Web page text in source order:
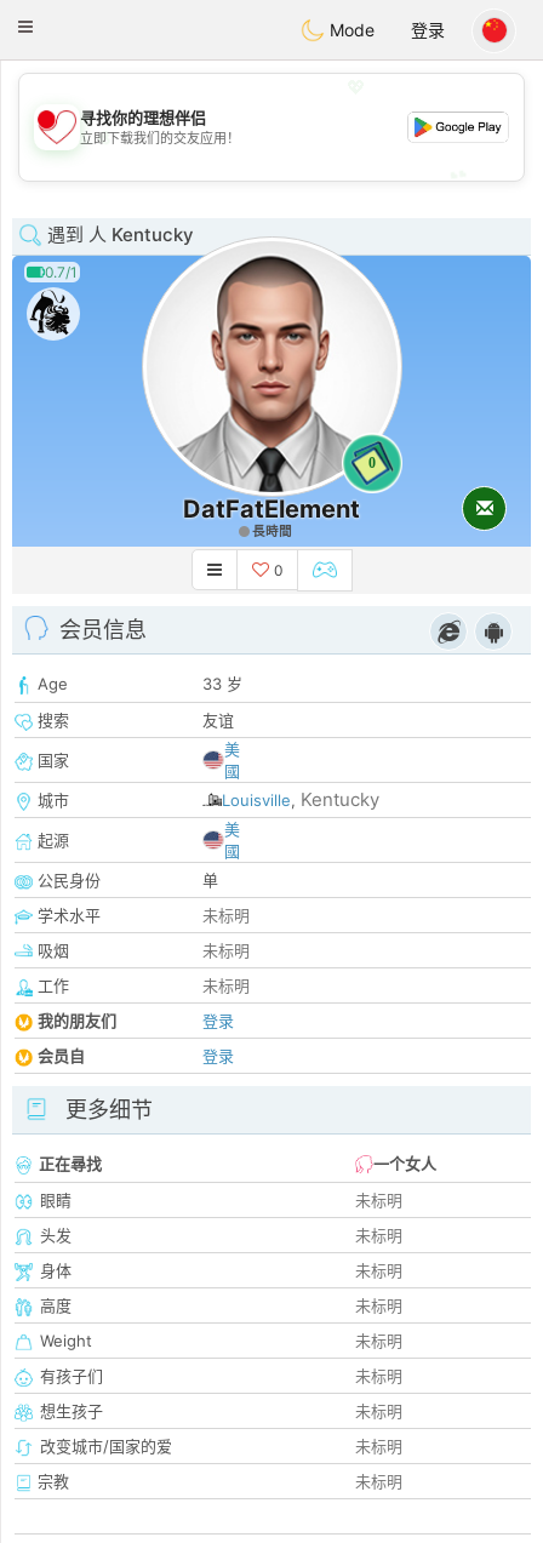
Chat
Toggle
Mode 登录
💖
💕
寻找你的理想伴侣
立即下载我们的交友应用！
遇到 人 Kentucky
0.7/1
0
DatFatElement
長時間
0
会员信息
Age
33 岁
搜索
友谊
国家
美
國
城市
Louisville, Kentucky
起源
美
國
公民身份
单
学术水平
未标明
吸烟
未标明
工作
未标明
我的朋友们
登录
会员自
登录
更多细节
正在尋找
一个女人
眼睛
未标明
头发
未标明
身体
未标明
高度
未标明
Weight
未标明
有孩子们
未标明
想生孩子
未标明
改变城市/国家的爱
未标明
宗教
未标明